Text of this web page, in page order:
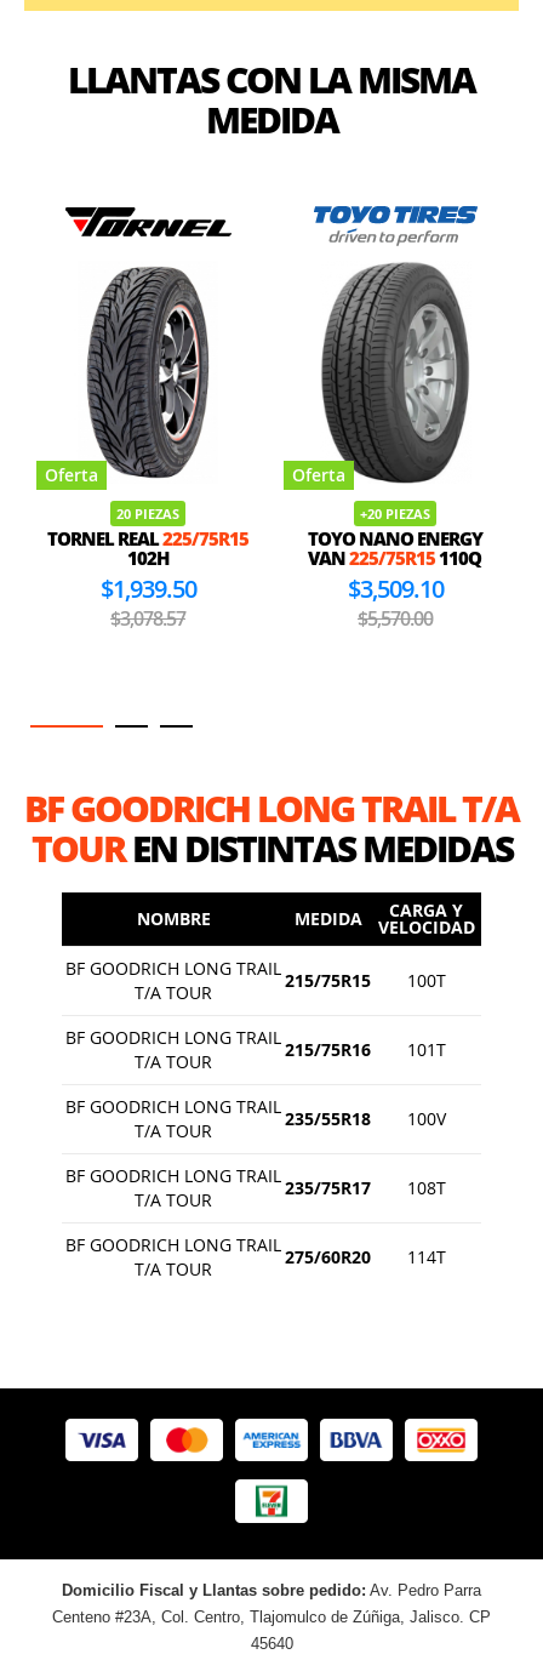
LLANTAS CON LA MISMA
MEDIDA
Oferta
20 PIEZAS
TORNEL REAL225/75R15
102H
$1,939.50
$3,078.57
Oferta
+20 PIEZAS
TOYO NANO ENERGY
VAN225/75R15110Q
$3,509.10
$5,570.00
BF GOODRICH LONG TRAIL T/A
TOUREN DISTINTAS MEDIDAS
NOMBRE MEDIDA CARGA Y
VELOCIDAD
BF GOODRICH LONG TRAIL
T/A TOUR
215/75R15 100T
BF GOODRICH LONG TRAIL
T/A TOUR
215/75R16 101T
BF GOODRICH LONG TRAIL
T/A TOUR
235/55R18 100V
BF GOODRICH LONG TRAIL
T/A TOUR
235/75R17 108T
BF GOODRICH LONG TRAIL
T/A TOUR
275/60R20 114T
Domicilio Fiscal y Llantas sobre pedido: Av. Pedro Parra
Centeno #23A, Col. Centro, Tlajomulco de Zúñiga, Jalisco. CP
45640